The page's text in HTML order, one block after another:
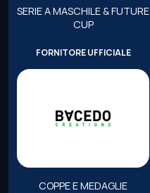
SERIE A MASCHILE & FUTURE
CUP
FORNITORE UFFICIALE
COPPE E MEDAGLIE